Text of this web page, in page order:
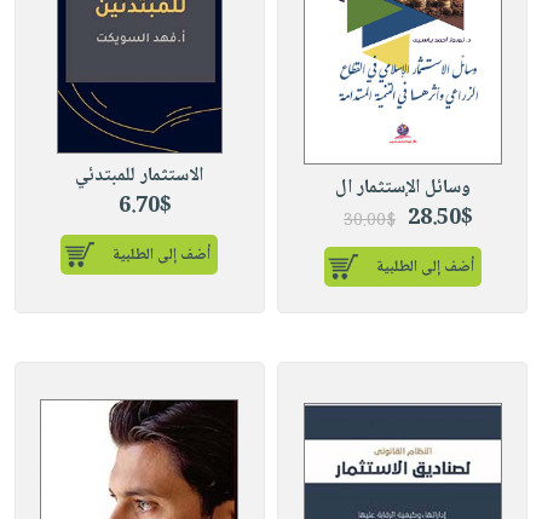
وسائل الإستثمار ال
28.50$
30.00$
أضف إلى الطلبية
الاستثمار للمبتدئي
6.70$
أضف إلى الطلبية